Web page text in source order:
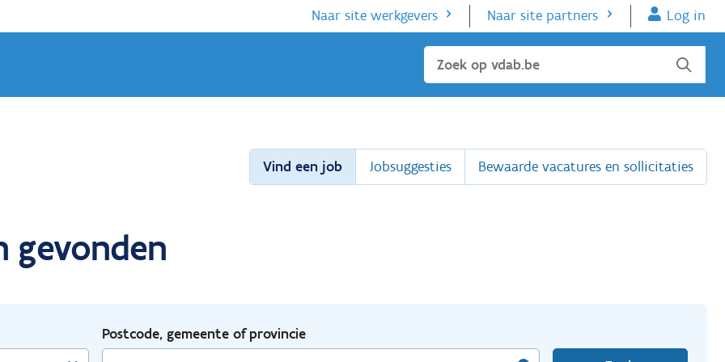
Naar site werkgevers Naar site partners Log in
Sluiten
Vind een job Jobsuggesties Bewaarde vacatures en sollicitaties
gevonden
Postcode, gemeente of provincie